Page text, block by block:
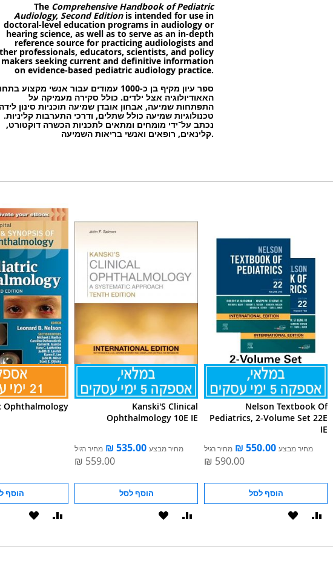
The Comprehensive Handbook of Pediatric
Audiology, Second Editionis intended for use in
doctoral-level education programs in audiology or
hearing science, as well as to serve as an in-depth
reference source for practicing audiologists and
professionals, educators, scientists, and policy
makers seeking current and definitive information
on evidence-based pediatric audiology practice.
ספר עיון מקיף בן כ‑1000 עמודים עבור אנשי מקצוע
האאודיולוגיה אצל ילדים. כולל סקירה מעמיקה על
התפתחות שמיעה, אבחון אובדן שמיעה תוכניות סינון
טכנולוגיות שמיעה כולל שתלים, ודרכי התערבות קליניות.
נכתב על־ידי מומחים ומתאים לתכניות הכשרה דוקטורט,
קלינאים, רופאים ואנשי בריאות השמיעה.
Ophthalmology
הוסף
הוסף
Kanski'S Clinical
Ophthalmology 10E IE
מחיר מבצע מחיר רגיל
הוסף לסל
הוסף
Nelson Textbook Of
Pediatrics, 2-Volume Set 22E
IE
מחיר מבצע מחיר רגיל
הוסף לסל
הוסף